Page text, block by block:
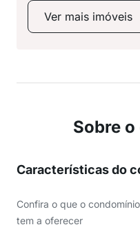
Ver mais imóveis
Sobre
Características do
Confira o que o
tem a oferecer